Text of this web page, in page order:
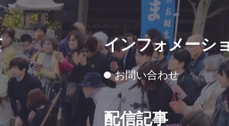
インフォメーシ
お問い合わせ
配信記事